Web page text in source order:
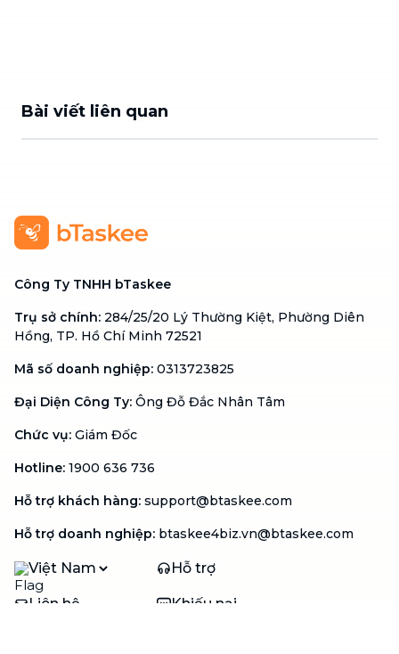
Bài viết liên quan
Công Ty TNHH bTaskee
Trụ sở chính: 284/25/20 Lý Thường Kiệt, Phường Diên
Hồng, TP. Hồ Chí Minh 72521
Mã số doanh nghiệp: 0313723825
Đại Diện Công Ty: Ông Đỗ Đắc Nhân Tâm
Chức vụ: Giám Đốc
Hotline: 1900 636 736
Hỗ trợ khách hàng: support@btaskee.com
Hỗ trợ doanh nghiệp: btaskee4biz.vn@btaskee.com
Việt Nam Hỗ trợ
Liên hệ Khiếu nại